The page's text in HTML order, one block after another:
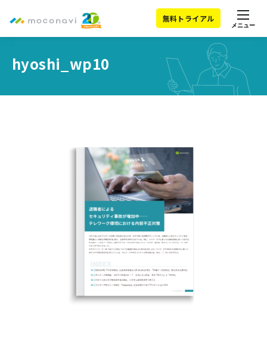
無料トライアル
メニュー
hyoshi_wp10